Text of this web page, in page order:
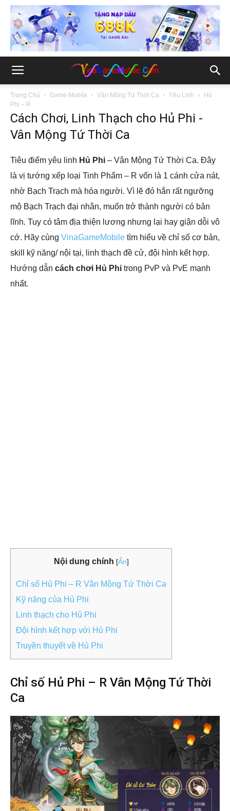
Trang Chủ Game Mobile Vân Mộng Tứ Thời Ca Yêu Linh
Hủ
Phi – R
Cách Chơi, Linh Thạch cho Hủ Phi -
Vân Mộng Tứ Thời Ca
Tiêu điểm yêu linh Hủ Phi – Vân Mộng Tứ Thời Ca. Đây
là vị tướng xếp loại Tinh Phẩm – R vốn là 1 cánh cửa nát,
nhờ Bạch Trạch mà hóa người. Vì lẽ đó hắn rất ngưỡng
mộ Bạch Trạch đại nhân, muốn trở thành người có bản
lĩnh. Tuy có tâm địa thiện lương nhưng lại hay giận dỗi vô
cớ. Hãy cùng VinaGameMobile tìm hiểu về chỉ số cơ bản,
skill kỹ năng/ nội tại, linh thạch đề cử, đội hình kết hợp.
Hướng dẫn cách chơi Hủ Phi trong PvP và PvE mạnh
nhất.
Nội dung chính [Ẩn]
Chỉ số Hủ Phi – R Vân Mộng Tứ Thời Ca
Kỹ năng của Hủ Phi
Linh thạch cho Hủ Phi
Đội hình kết hợp với Hủ Phi
Truyền thuyết về Hủ Phi
Chỉ số Hủ Phi – R Vân Mộng Tứ Thời
Ca